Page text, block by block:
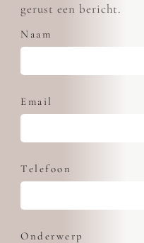
gerust een bericht.
Naam
Email
Telefoon
Onderwerp